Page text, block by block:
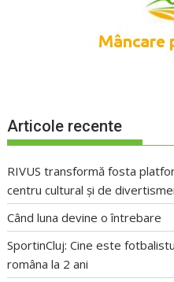
Articole recente
RIVUS transformă fosta
centru cultural și de
Când luna devine o întrebare
SportinCluj: Cine este
româna la 2 ani